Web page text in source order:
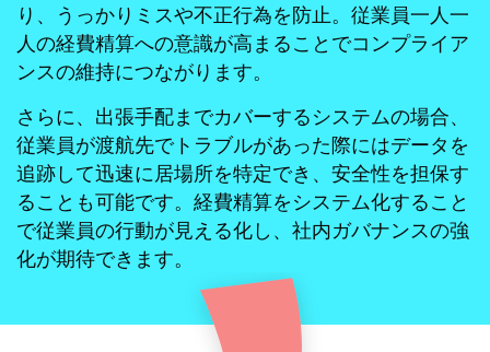
り、うっかりミスや不正行為を防止。従業員一人一
人の経費精算への意識が高まることでコンプライア
ンスの維持につながります。
さらに、出張手配までカバーするシステムの場合、
従業員が渡航先でトラブルがあった際にはデータを
追跡して迅速に居場所を特定でき、安全性を担保す
ることも可能です。経費精算をシステム化すること
で従業員の行動が見える化し、社内ガバナンスの強
化が期待できます。